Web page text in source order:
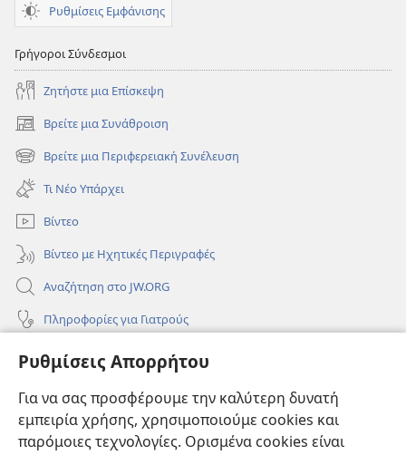
Ρυθμίσεις Απορρήτου
Για να σας προσφέρουμε την καλύτερη δυνατή
εμπειρία χρήσης, χρησιμοποιούμε cookies και
παρόμοιες τεχνολογίες. Ορισμένα cookies είναι
Ρυθμίσεις Εμφάνισης
Γρήγοροι Σύνδεσμοι
Ζητήστε μια Επίσκεψη
Βρείτε μια Συνάθροιση
(ανοίγει
νέο
παράθυρο)
Βρείτε μια Περιφερειακή Συνέλευση
(ανοίγει
νέο
παράθυρο)
Τι Νέο Υπάρχει
Βίντεο
Βίντεο με Ηχητικές Περιγραφές
Αναζήτηση στο JW.ORG
Πληροφορίες για Γιατρούς
Πληροφορίες για Επίσημους Φορείς και ΜΜΕ
Συνεισφορές
(ανοίγει